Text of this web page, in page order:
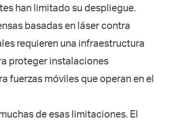
han limitado su despliegue.
basadas en láser contra
requieren una infraestructura
proteger instalaciones
fuerzas móviles que operan en el
de esas limitaciones. El